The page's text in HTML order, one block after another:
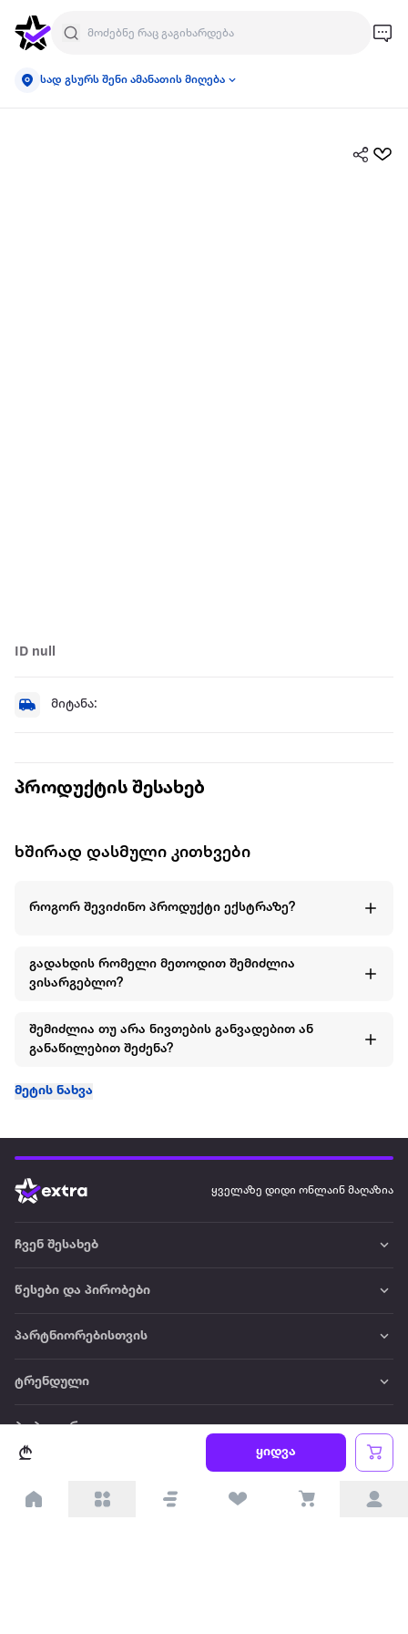
სად გსურს შენი ამანათის მიღება
ID null
მიტანა:
ყიდვა
პროდუქტის შესახებ
ხშირად დასმული კითხვები
როგორ შევიძინო პროდუქტი ექსტრაზე?
გადახდის რომელი მეთოდით შემიძლია
ვისარგებლო?
შემიძლია თუ არა ნივთების განვადებით ან
განაწილებით შეძენა?
მეტის ნახვა
ყველაზე დიდი ონლაინ მაღაზია
ჩვენ შესახებ
წესები და პირობები
პარტნიორებისთვის
ტრენდული
პოპულარული